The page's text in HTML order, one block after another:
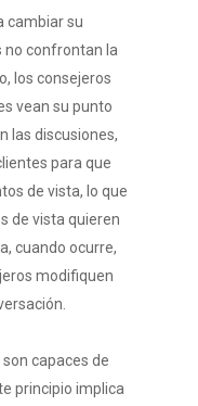
cambiar su
no confrontan la
los consejeros
vean su punto
las discusiones,
para que
de vista, lo que
de vista quieren
cuando ocurre,
modifiquen
capaces de
principio implica
idioma inglés de
TOEIC
TOEFL iBT®
TRINITY
ESOL
CILS
PLIDA
CEI
DELE
SIELE
6001/SLP/ JFLT
OPI(C)
OET
Tracktest
específicos
Servicios
Life Coaching
Traducciones
Coaching de Vida